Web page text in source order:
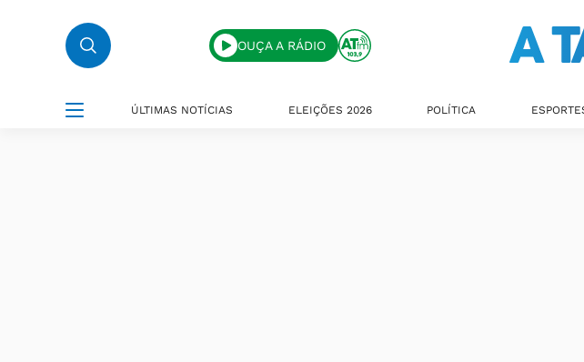
OUÇA A RÁDIO
ÚLTIMAS NOTÍCIAS ELEIÇÕES 2026 POLÍTICA